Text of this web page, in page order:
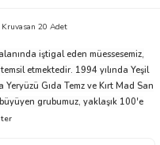
iştigal eden müessesemiz,
etmektedir. 1994 yılında Yeşil
Gıda Temz ve Kırt Mad San
grubumuz, yaklaşık 100'e
bu ivmesini devam ettirme niyeti ve